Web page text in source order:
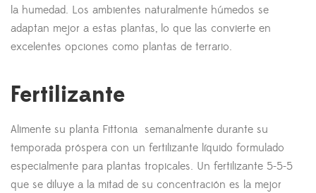
la humedad. Los ambientes naturalmente húmedos se
adaptan mejor a estas plantas, lo que las convierte en
excelentes opciones como plantas de terrario.
Fertilizante
Alimente su planta Fittonia semanalmente durante su
temporada próspera con un fertilizante líquido formulado
especialmente para plantas tropicales. Un fertilizante 5-5-5
que se diluye a la mitad de su concentración es la mejor